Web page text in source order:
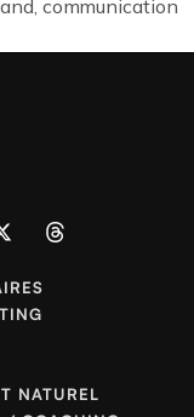
communication
NATUREL